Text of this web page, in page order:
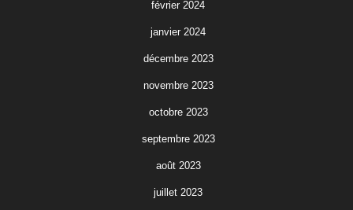
février 2024
janvier 2024
décembre 2023
novembre 2023
octobre 2023
septembre 2023
août 2023
juillet 2023